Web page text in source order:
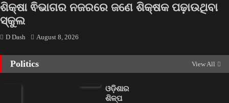
ଶିକ୍ଷା ଵିଭାଗର ନଜରରେ ଜଣେ ଶିକ୍ଷକ ପଢ଼ାଉଥିବା
ସ୍କୁଲ
D Dash August 8, 2026
Politics View All
ଓଡ଼ିଶାର
ଶିଳ୍ପ